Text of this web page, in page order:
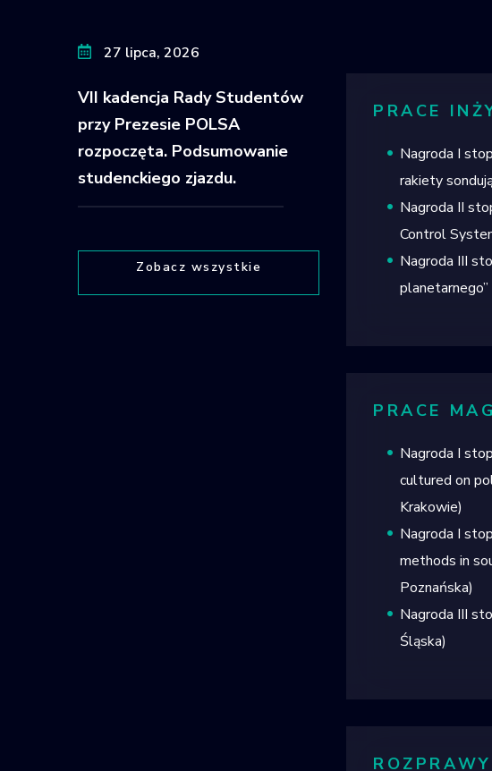
27 lipca, 2026
VII kadencja Rady Studentów
przy Prezesie POLSA
rozpoczęta. Podsumowanie
studenckiego zjazdu.
Zobacz wszystkie
PRACE
Nagroda I
rakiety
Nagroda II
Control
Nagroda III
planetarnego”
PRACE
Nagroda I
cultured on
Krakowie)
Nagroda I
methods in
Poznańska)
Nagroda III
Śląska)